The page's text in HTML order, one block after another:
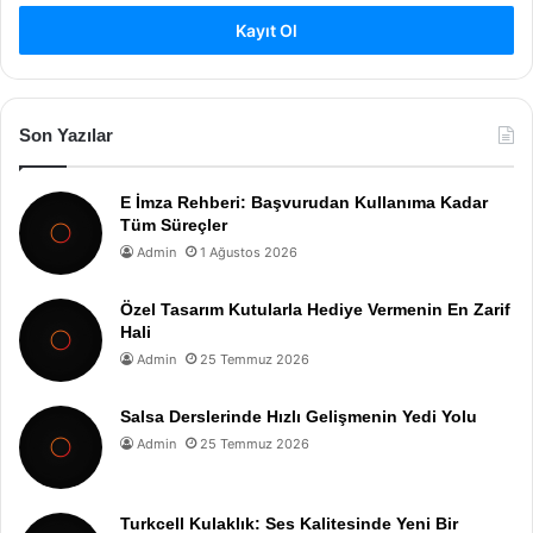
Kayıt Ol
Son Yazılar
E İmza Rehberi: Başvurudan Kullanıma Kadar
Tüm Süreçler
Admin 1 Ağustos 2026
Özel Tasarım Kutularla Hediye Vermenin En Zarif
Hali
Admin 25 Temmuz 2026
Salsa Derslerinde Hızlı Gelişmenin Yedi Yolu
Admin 25 Temmuz 2026
Turkcell Kulaklık: Ses Kalitesinde Yeni Bir